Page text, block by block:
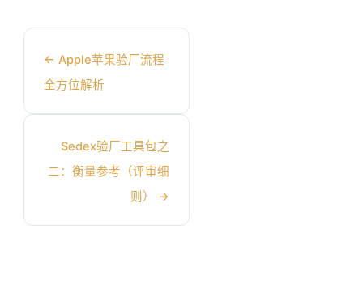
← Apple苹果验厂流程
全方位解析
Sedex验厂工具包之
二：衡量参考（评审细
则） →